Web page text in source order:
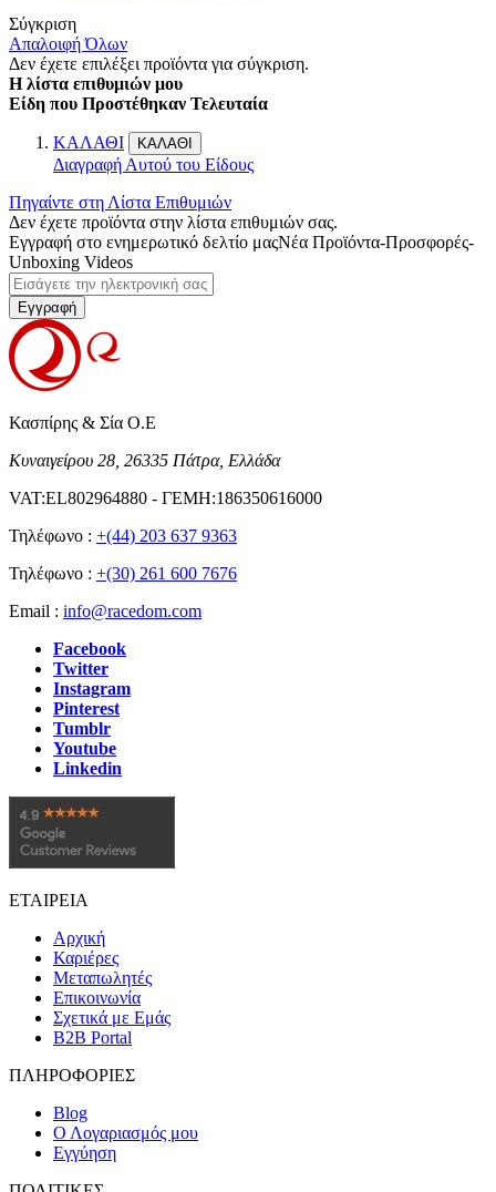
Σύγκριση
Απαλοιφή Όλων
Δεν έχετε επιλέξει προϊόντα για σύγκριση.
Η λίστα επιθυμιών μου
Είδη που Προστέθηκαν Τελευταία
ΚΑΛΑΘΙ ΚΑΛΑΘΙ
Διαγραφή Αυτού του Είδους
Πηγαίντε στη Λίστα Επιθυμιών
Δεν έχετε προϊόντα στην λίστα επιθυμιών σας.
Εγγραφή στο ενημερωτικό δελτίο μαςΝέα Προϊόντα-Προσφορές-
Unboxing Videos
Εγγραφή
Κασπίρης & Σία Ο.Ε
Κυναιγείρου 28, 26335 Πάτρα, Ελλάδα
VAT:EL802964880 - ΓΕΜΗ:186350616000
Τηλέφωνο : +(44) 203 637 9363
Τηλέφωνο : +(30) 261 600 7676
Email : info@racedom.com
Facebook
Twitter
Instagram
Pinterest
Tumblr
Youtube
Linkedin
ΕΤΑΙΡΕΙΑ
Αρχική
Καριέρες
Μεταπωλητές
Επικοινωνία
Σχετικά με Εμάς
B2B Portal
ΠΛΗΡΟΦΟΡΙΕΣ
Blog
Ο Λογαριασμός μου
Εγγύηση